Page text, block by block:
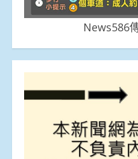
News586